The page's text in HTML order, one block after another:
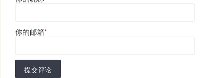
你的邮箱*
提交评论